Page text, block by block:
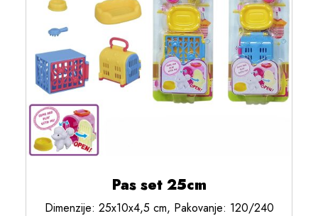
Pas set 25cm
Dimenzije: 25x10x4,5 cm, Pakovanje: 120/240